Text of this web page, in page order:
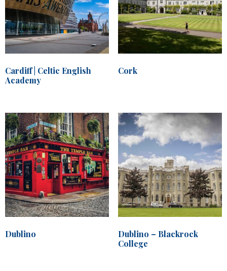
Cardiff | Celtic English
Academy
Cork
Dublino
Dublino – Blackrock
College